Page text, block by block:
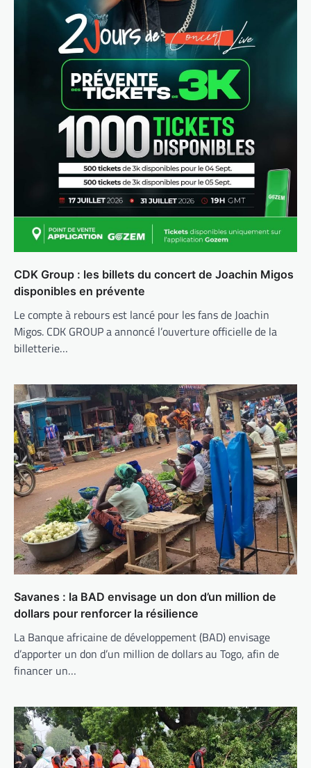
CDK Group : les billets du concert de Joachin Migos
disponibles en prévente
Le compte à rebours est lancé pour les fans de Joachin
Migos. CDK GROUP a annoncé l’ouverture officielle de la
billetterie…
Savanes : la BAD envisage un don d’un million de
dollars pour renforcer la résilience
La Banque africaine de développement (BAD) envisage
d’apporter un don d’un million de dollars au Togo, afin de
financer un…